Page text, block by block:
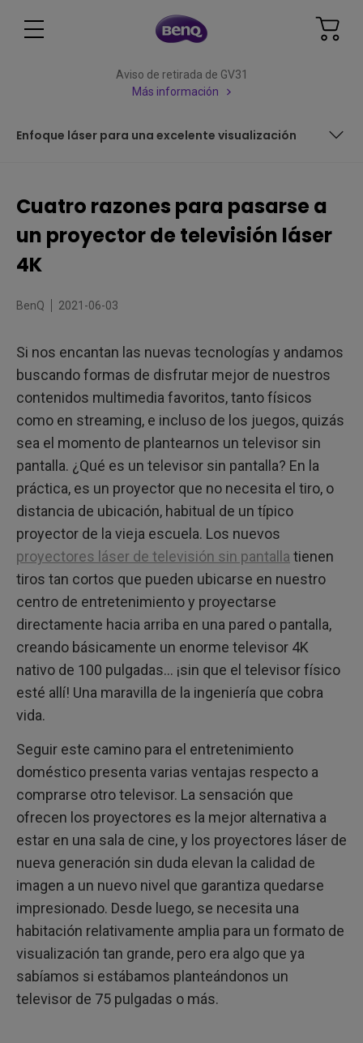
Aviso de retirada de GV31
Más información
Enfoque láser para una excelente visualización
popularidad?
Uno: Un televisor 4K de 100 pulgadas mucho más flexible
Dos: el láser es el futuro
Enfoque láser para una excelente visualización
Cuatro razones para pasarse a
un proyector de televisión láser
4K
BenQ 2021-06-03
Si nos encantan las nuevas tecnologías y andamos
buscando formas de disfrutar mejor de nuestros
contenidos multimedia favoritos, tanto físicos
como en streaming, e incluso de los juegos, quizás
sea el momento de plantearnos un televisor sin
pantalla. ¿Qué es un televisor sin pantalla? En la
práctica, es un proyector que no necesita el tiro, o
distancia de ubicación, habitual de un típico
proyector de la vieja escuela. Los nuevos
proyectores láser de televisión sin pantalla tienen
tiros tan cortos que pueden ubicarse en nuestro
centro de entretenimiento y proyectarse
directamente hacia arriba en una pared o pantalla,
creando básicamente un enorme televisor 4K
nativo de 100 pulgadas... ¡sin que el televisor físico
esté allí! Una maravilla de la ingeniería que cobra
vida.
Seguir este camino para el entretenimiento
doméstico presenta varias ventajas respecto a
comprarse otro televisor. La sensación que
ofrecen los proyectores es la mejor alternativa a
estar en una sala de cine, y los proyectores láser de
nueva generación sin duda elevan la calidad de
imagen a un nuevo nivel que garantiza quedarse
impresionado. Desde luego, se necesita una
habitación relativamente amplia para un formato de
visualización tan grande, pero era algo que ya
sabíamos si estábamos planteándonos un
televisor de 75 pulgadas o más.